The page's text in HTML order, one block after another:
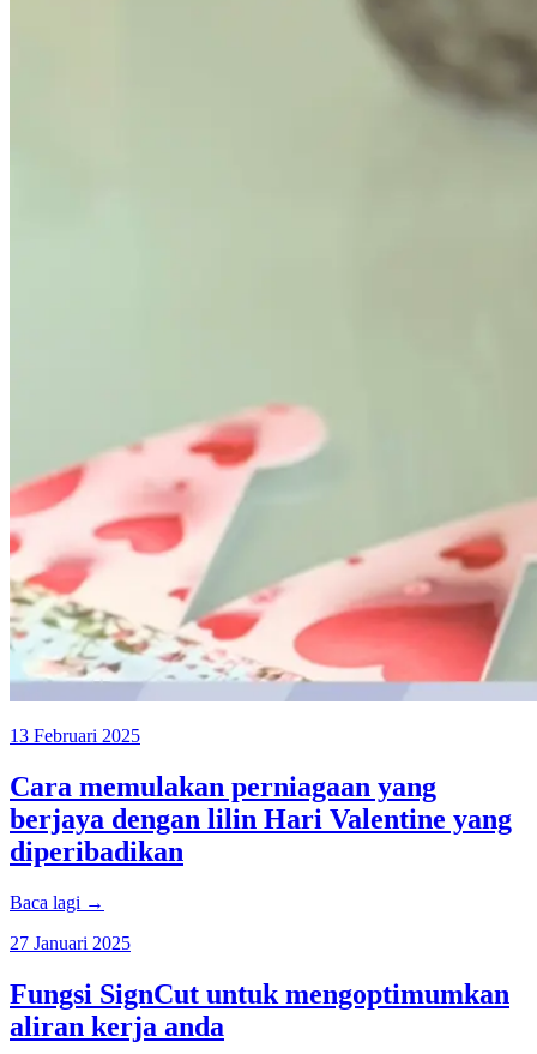
13 Februari 2025
Cara memulakan perniagaan yang
berjaya dengan lilin Hari Valentine yang
diperibadikan
Baca lagi →
27 Januari 2025
Fungsi SignCut untuk mengoptimumkan
aliran kerja anda